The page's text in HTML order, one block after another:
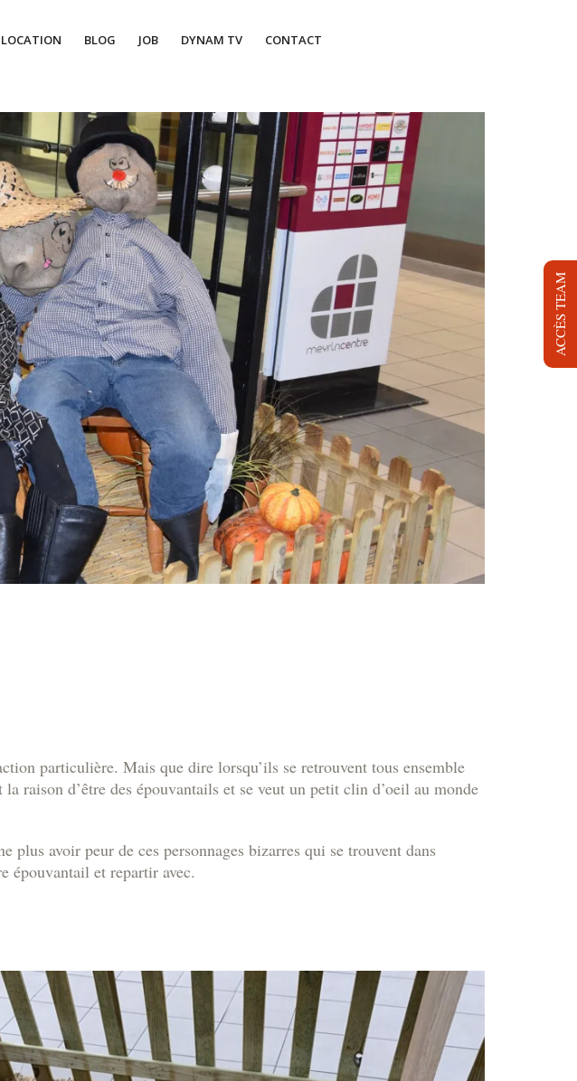
LOCATION BLOG JOB DYNAM TV CONTACT
particulière. Mais que dire lorsqu’ils se retrouvent tous ensemble
raison d’être des épouvantails et se veut un petit clin d’oeil au monde
avoir peur de ces personnages bizarres qui se trouvent dans
épouvantail et repartir avec.
ACCÈS TEAM